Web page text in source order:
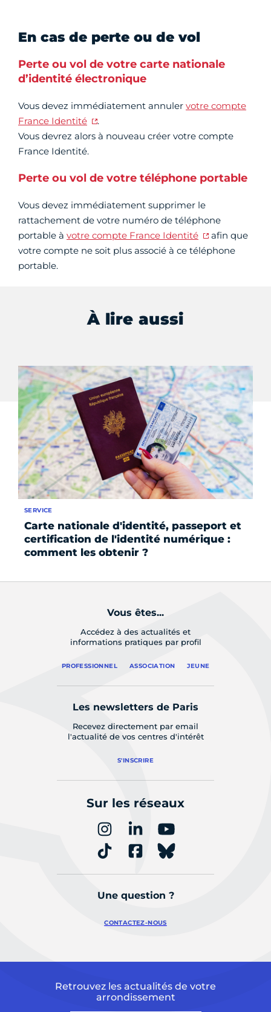
En cas de perte ou de vol
Perte ou vol de votre carte nationale
d’identité électronique
Vous devez immédiatement annuler votre compte
France Identité
.
Vous devrez alors à nouveau créer votre compte
France Identité.
Perte ou vol de votre téléphone portable
Vous devez immédiatement supprimer le
rattachement de votre numéro de téléphone
portable à votre compte France Identité
afin que
votre compte ne soit plus associé à ce téléphone
portable.
À lire aussi
Carte nationale d'identité, passeport et
certification de l'identité numérique :
comment les obtenir ?
SERVICE
Vous êtes...
Accédez à des actualités et
informations pratiques par profil
PROFESSIONNEL ASSOCIATION JEUNE
Les newsletters de Paris
Recevez directement par email
l'actualité de vos centres d'intérêt
S'INSCRIRE
Sur les réseaux
Une question ?
CONTACTEZ-NOUS
Retrouvez les actualités de votre
arrondissement